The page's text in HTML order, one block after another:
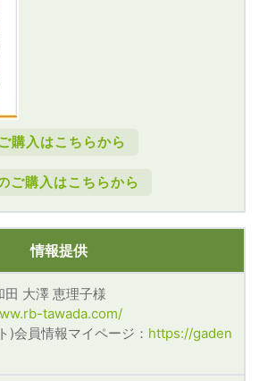
入はこちらから
ご購入はこちらから
情報提供
田 大澤 恵理子様
tawada.com/
)会員情報マイページ： https://gaden